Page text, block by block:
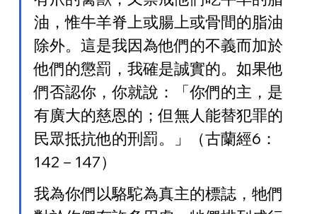
油，惟牛羊脊上或腸上或骨間的脂油
除外。這是我因為他們的不義而加於
他們的懲罰，我確是誠實的。如果他
們否認你，你就說：「你們的主，是
有廣大的慈恩的；但無人能替犯罪的
民眾抵抗他的刑罰。」（古蘭經6：
142－147）
我為你們以駱駝為真主的標誌，牠們